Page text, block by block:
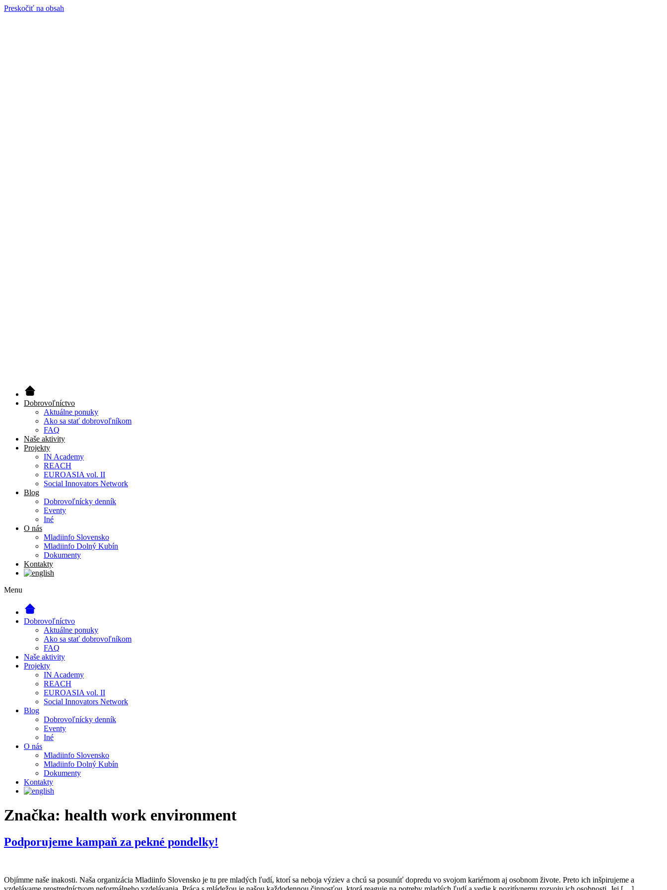
Preskočiť na obsah
Dobrovoľníctvo
Aktuálne ponuky
Ako sa stať dobrovoľníkom
FAQ
Naše aktivity
Projekty
IN Academy
REACH
EUROASIA vol. II
Social Innovators Network
Blog
Dobrovoľnícky denník
Eventy
Iné
O nás
Mladiinfo Slovensko
Mladiinfo Dolný Kubín
Dokumenty
Kontakty
Menu
Dobrovoľníctvo
Aktuálne ponuky
Ako sa stať dobrovoľníkom
FAQ
Naše aktivity
Projekty
IN Academy
REACH
EUROASIA vol. II
Social Innovators Network
Blog
Dobrovoľnícky denník
Eventy
Iné
O nás
Mladiinfo Slovensko
Mladiinfo Dolný Kubín
Dokumenty
Kontakty
Značka: health work environment
Podporujeme kampaň za pekné pondelky!
Objímme naše inakosti. Naša organizácia Mladiinfo Slovensko je tu pre mladých ľudí, ktorí sa neboja výziev a chcú sa posunúť dopredu vo svojom kariérnom aj osobnom živote. Preto ich inšpirujeme a